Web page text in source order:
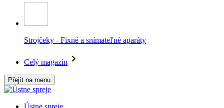
Strojčeky - Fixné a snímateľné aparáty
Celý magazín
Přejít na menu